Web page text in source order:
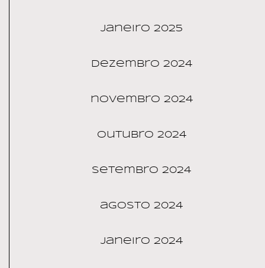
janeiro 2025
dezembro 2024
novembro 2024
outubro 2024
setembro 2024
agosto 2024
janeiro 2024